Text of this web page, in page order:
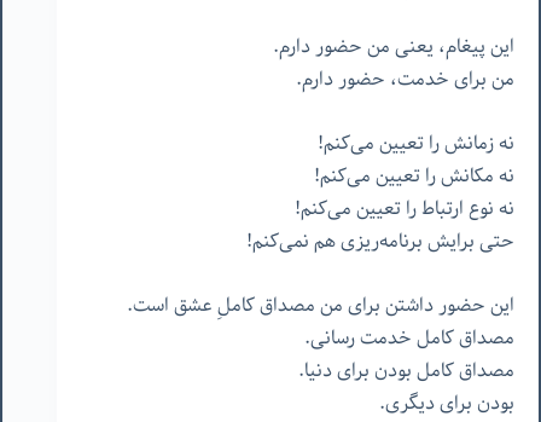
این پیغام، یعنی من حضور دارم.
من برای خدمت، حضور دارم.
نه زمانش را تعیین می‌کنم!
نه مکانش را تعیین می‌کنم!
نه نوع ارتباط را تعیین می‌کنم!
حتی برایش برنامه‌ریزی هم نمی‌کنم!
این حضور داشتن برای من مصداق کاملِ عشق است.
مصداق کامل خدمت رسانی.
مصداق کامل بودن برای دنیا.
بودن برای دیگری.